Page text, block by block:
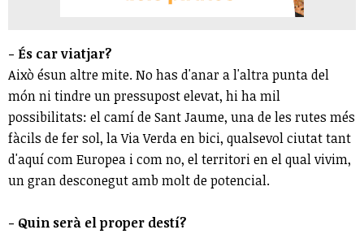
- És car viatjar?
Això ésun altre mite. No has d'anar a l'altra punta del
món ni tindre un pressupost elevat, hi ha mil
possibilitats: el camí de Sant Jaume, una de les rutes més
fàcils de fer sol, la Via Verda en bici, qualsevol ciutat tant
d'aquí com Europea i com no, el territori en el qual vivim,
un gran desconegut amb molt de potencial.
- Quin serà el proper destí?